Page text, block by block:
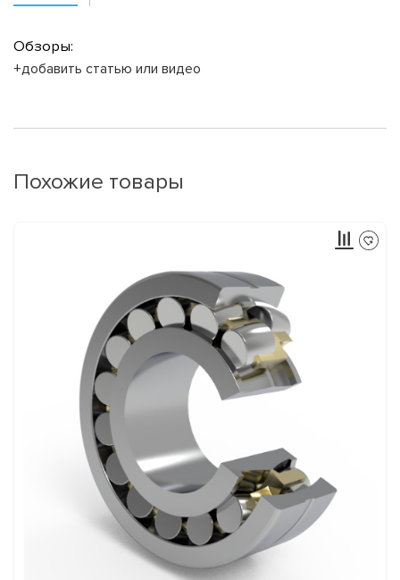
Обзоры:
+добавить статью или видео
Похожие товары